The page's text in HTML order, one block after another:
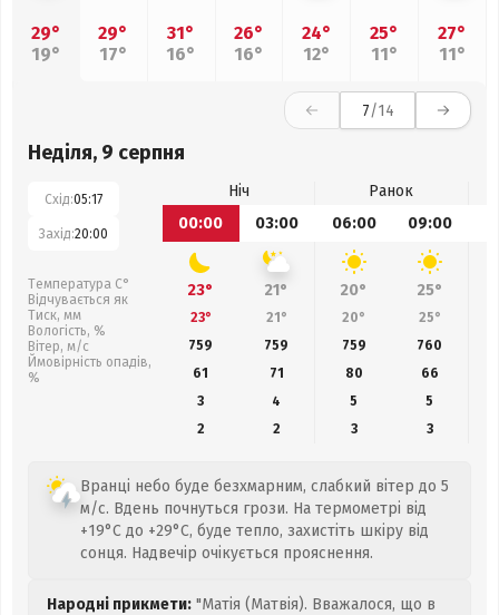
29°
19°
29°
17°
31°
16°
26°
16°
24°
12°
25°
11°
27°
11°
7/14
Неділя, 9 серпня
Схід:05:17
Захід:20:00
Температура С°
Відчувається як
Тиск, мм
Вологість, %
Вітер, м/с
Ймовірність опадів,
%
Ніч
Ранок
00:00
03:00 06:00 09:00
23° 21° 20° 25°
23° 21° 20° 25°
759
759 759 760
61
71 80 66
3
4 5
5
2
2 3 3
Вранці небо буде безхмарним, слабкий вітер до 5
м/с. Вдень почнуться грози. На термометрі від
+19°C до +29°C, буде тепло, захистіть шкіру від
сонця. Надвечір очікується прояснення.
Народні прикмети: "Матія (Матвія). Вважалося, що в